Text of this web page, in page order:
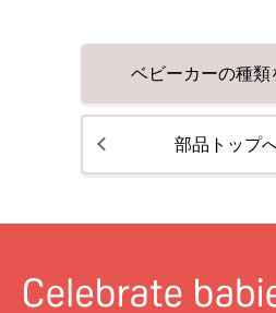
部品トップ
ベビーカーの種類